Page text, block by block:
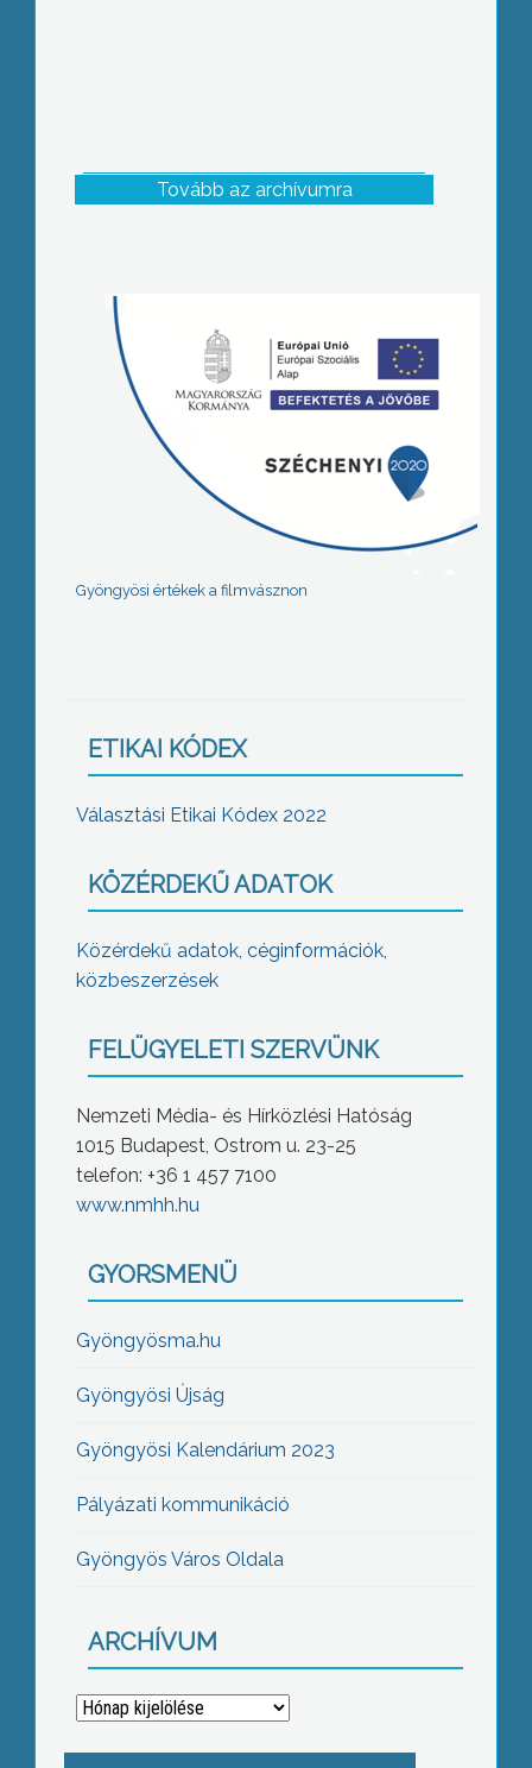
Tovább az archívumra
Gyöngyösi értékek a filmvásznon
ETIKAI KÓDEX
Választási Etikai Kódex 2022
KÖZÉRDEKŰ ADATOK
Közérdekű adatok, céginformációk,
közbeszerzések
FELÜGYELETI SZERVÜNK
Nemzeti Média- és Hírközlési Hatóság
1015 Budapest, Ostrom u. 23-25
telefon: +36 1 457 7100
www.nmhh.hu
GYORSMENÜ
Gyöngyösma.hu
Gyöngyösi Újság
Gyöngyösi Kalendárium 2023
Pályázati kommunikáció
Gyöngyös Város Oldala
ARCHÍVUM
Archívum